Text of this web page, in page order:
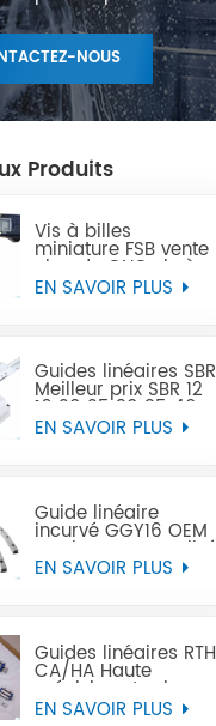
NOUS
Produits
Vis à billes
miniature FSB vente
chaude CNC vis à
billes Miniature de
précision peut
EN SAVOIR PLUS
Guides linéaires SBR
Meilleur prix SBR 12
16 20 25 30 35 40
50 rail de guidage
EN SAVOIR PLUS
Guide linéaire
incurvé GGY16 OEM
service personnalisé
fourni, rail de
EN SAVOIR PLUS
Guides linéaires RTH
CA/HA Haute
précision et prix
abordable
EN SAVOIR PLUS